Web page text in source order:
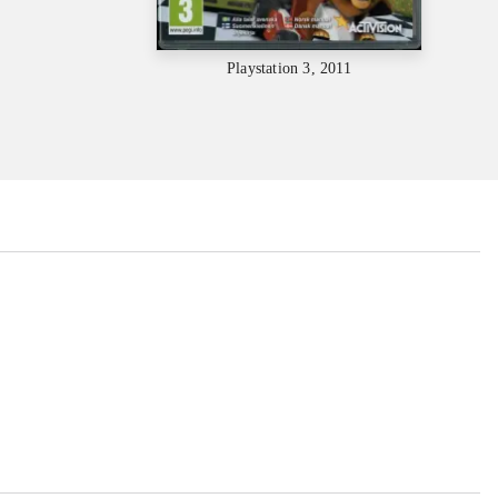
Playstation 3, 2011